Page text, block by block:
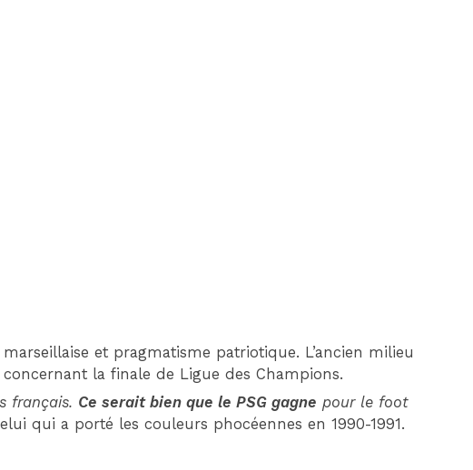
et pragmatisme patriotique. L’ancien milieu
la finale de Ligue des Champions.
français. Ce serait bien que le PSG gagne pour le foot
qui a porté les couleurs phocéennes en 1990-1991.